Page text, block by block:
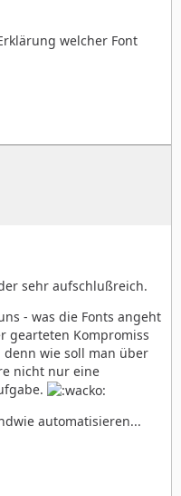
welcher Font
sehr aufschlußreich.
- was die Fonts angeht
gearteten Kompromiss
wie soll man über
nicht nur eine
automatisieren...